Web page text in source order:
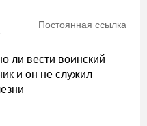
Постоянная ссылка
ли вести воинский
и он не служил